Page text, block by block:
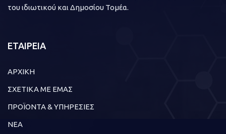
του ιδιωτικού και Δημοσίου Τομέα.
ΕΤΑΙΡΕΙΑ
ΑΡΧΙΚΗ
ΣΧΕΤΙΚΑ ΜΕ ΕΜΑΣ
ΠΡΟΪΟΝΤΑ & ΥΠΗΡΕΣΙΕΣ
ΝΕΑ